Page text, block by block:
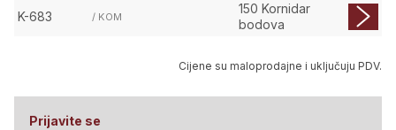
K-683 / KOM
150 Kornidar
bodova
Cijene su maloprodajne i uključuju PDV.
Prijavite se